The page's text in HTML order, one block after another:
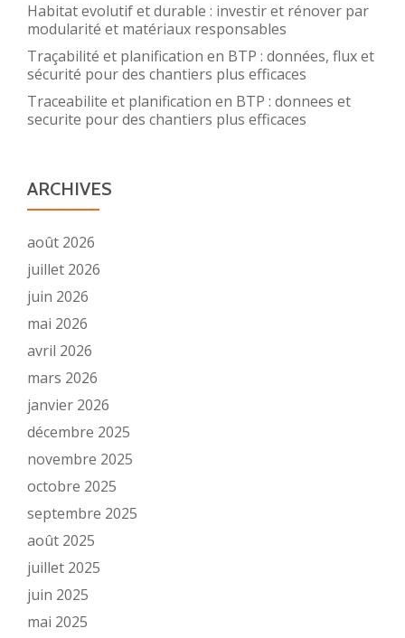
Habitat evolutif et durable : investir et rénover par
modularité et matériaux responsables
Traçabilité et planification en BTP : données, flux et
sécurité pour des chantiers plus efficaces
Traceabilite et planification en BTP : donnees et
securite pour des chantiers plus efficaces
ARCHIVES
août 2026
juillet 2026
juin 2026
mai 2026
avril 2026
mars 2026
janvier 2026
décembre 2025
novembre 2025
octobre 2025
septembre 2025
août 2025
juillet 2025
juin 2025
mai 2025